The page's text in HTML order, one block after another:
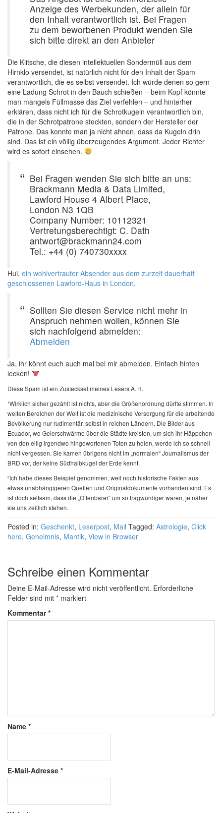
Anzeige des Werbekunden, der allein für
den Inhalt verantwortlich ist. Bei Fragen
zu dem beworbenen Produkt wenden Sie
sich bitte direkt an den Anbieter
Die Klitsche, die diesen intellektuellen Sondermüll aus dem
Hirnklo versendet, ist natürlich nicht für den Inhalt der Spam
verantwortlich, die es selbst versendet. Ich würde denen so gern
eine Ladung Schrot in den Bauch schießen – beim Kopf könnte
man mangels Füllmasse das Ziel verfehlen – und hinterher
erklären, dass nicht ich für die Schrotkugeln verantwortlich bin,
die in der Schrotpatrone steckten, sondern der Hersteller der
Patrone. Das konnte man ja nicht ahnen, dass da Kugeln drin
sind. Das ist ein völlig überzeugendes Argument. Jeder Richter
wird es sofort einsehen.
Bei Fragen wenden Sie sich bitte an uns:
Brackmann Media & Data Limited,
Lawford House 4 Albert Place,
London N3 1QB
Company Number: 10112321
Vertretungsberechtigt: C. Dath
antwort@brackmann24.com
Tel.: +44 (0) 740730xxxx
Hui, ein wohlvertrauter Absender aus dem zurzeit dauerhaft
geschlossenen Lawford-Haus in London.
Sollten Sie diesen Service nicht mehr in
Anspruch nehmen wollen, können Sie
sich nachfolgend abmelden:
Abmelden
Ja, ihr könnt euch auch mal bei mir abmelden. Einfach hinten
lecken!
Diese Spam ist ein Zustecksel meines Lesers A. H.
¹Wirklich sicher gezählt ist nichts, aber die Größenordnung dürfte stimmen. In
weiten Bereichen der Welt ist die medizinische Versorgung für die arbeitende
Bevölkerung nur rudimentär, selbst in reichen Ländern. Die Bilder aus
Ecuador, wo Geierschwärme über die Städte kreisten, um sich ihr Häppchen
von den eilig irgendwo hingeworfenen Toten zu holen, werde ich so schnell
nicht vergessen. Sie kamen übrigens nicht im „normalen“ Journalismus der
BRD vor, der keine Südhalbkugel der Erde kennt.
²Ich habe dieses Beispiel genommen, weil noch historische Fakten aus
etwas unabhängigeren Quellen und Originaldokumente vorhanden sind. Es
ist doch seltsam, dass die „Offenbarer“ um so fragwürdiger waren, je näher
sie uns zeitlich stehen.
Posted in: Geschenkt, Leserpost, Mail Tagged: Astrologie, Click
here, Geheimnis, Mantik, View in Browser
Schreibe einen Kommentar
Deine E-Mail-Adresse wird nicht veröffentlicht. Erforderliche
Felder sind mit * markiert
Kommentar*
Name *
E-Mail-Adresse *